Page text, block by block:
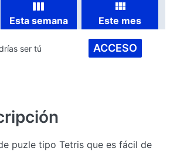
Esta semana Este mes
ser tú ACCESO
puzle tipo Tetris que es fácil de